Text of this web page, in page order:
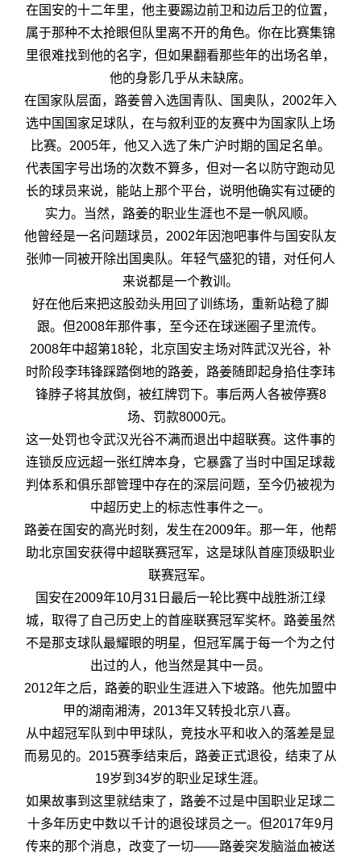
在国安的十二年里，他主要踢边前卫和边后卫的位置，
属于那种不太抢眼但队里离不开的角色。你在比赛集锦
里很难找到他的名字，但如果翻看那些年的出场名单，
他的身影几乎从未缺席。
在国家队层面，路姜曾入选国青队、国奥队，2002年入
选中国国家足球队，在与叙利亚的友赛中为国家队上场
比赛。2005年，他又入选了朱广沪时期的国足名单。
代表国字号出场的次数不算多，但对一名以防守跑动见
长的球员来说，能站上那个平台，说明他确实有过硬的
实力。当然，路姜的职业生涯也不是一帆风顺。
他曾经是一名问题球员，2002年因泡吧事件与国安队友
张帅一同被开除出国奥队。年轻气盛犯的错，对任何人
来说都是一个教训。
好在他后来把这股劲头用回了训练场，重新站稳了脚
跟。但2008年那件事，至今还在球迷圈子里流传。
2008年中超第18轮，北京国安主场对阵武汉光谷，补
时阶段李玮锋踩踏倒地的路姜，路姜随即起身掐住李玮
锋脖子将其放倒，被红牌罚下。事后两人各被停赛8
场、罚款8000元。
这一处罚也令武汉光谷不满而退出中超联赛。这件事的
连锁反应远超一张红牌本身，它暴露了当时中国足球裁
判体系和俱乐部管理中存在的深层问题，至今仍被视为
中超历史上的标志性事件之一。
路姜在国安的高光时刻，发生在2009年。那一年，他帮
助北京国安获得中超联赛冠军，这是球队首座顶级职业
联赛冠军。
国安在2009年10月31日最后一轮比赛中战胜浙江绿
城，取得了自己历史上的首座联赛冠军奖杯。路姜虽然
不是那支球队最耀眼的明星，但冠军属于每一个为之付
出过的人，他当然是其中一员。
2012年之后，路姜的职业生涯进入下坡路。他先加盟中
甲的湖南湘涛，2013年又转投北京八喜。
从中超冠军队到中甲球队，竞技水平和收入的落差是显
而易见的。2015赛季结束后，路姜正式退役，结束了从
19岁到34岁的职业足球生涯。
如果故事到这里就结束了，路姜不过是中国职业足球二
十多年历史中数以千计的退役球员之一。但2017年9月
传来的那个消息，改变了一切——路姜突发脑溢血被送